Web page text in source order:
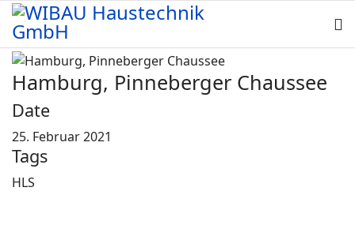
Hamburg, Pinneberger Chaussee
Date
25. Februar 2021
Tags
HLS